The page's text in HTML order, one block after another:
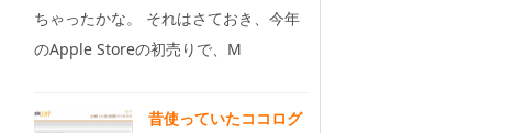
ちゃったかな。 それはさておき、今年
のApple Storeの初売りで、M
昔使っていたココログ